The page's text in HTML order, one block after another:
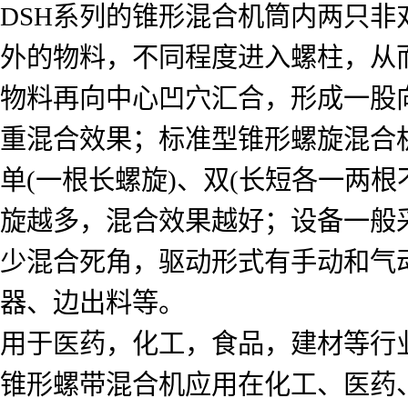
DSH系列的锥形混合机筒内两只
外的物料，不同程度进入螺柱，
物料再向中心凹穴汇合，形成一
重混合效果；标准型锥形螺旋混
单(一根长螺旋)、双(长短各一两
旋越多，混合效果越好；设备一
少混合死角，驱动形式有手动和
器、边出料等。
用于医药，化工，食品，建材等
锥形螺带混合机应用在化工、医